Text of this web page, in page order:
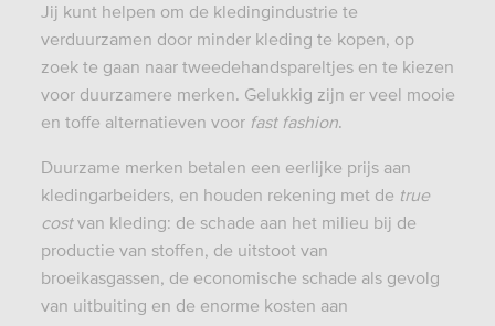
Jij kunt helpen om de kledingindustrie te
verduurzamen door minder kleding te kopen, op
zoek te gaan naar tweedehandspareltjes en te kiezen
voor duurzamere merken. Gelukkig zijn er veel mooie
en toffe alternatieven voor fast fashion.
Duurzame merken betalen een eerlijke prijs aan
kledingarbeiders, en houden rekening met de true
costvan kleding: de schade aan het milieu bij de
productie van stoffen, de uitstoot van
broeikasgassen, de economische schade als gevolg
van uitbuiting en de enorme kosten aan